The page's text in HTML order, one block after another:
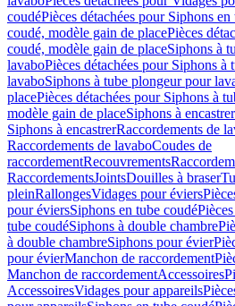
coudéPièces détachées pour Siphons
coudé, modèle gain de placePièces
coudé, modèle gain de placeSiphons à
lavaboPièces détachées pour Siphons à
lavaboSiphons à tube plongeur pour
placePièces détachées pour Siphons à
modèle gain de placeSiphons à encastrer
Siphons à encastrerRaccordements de
Raccordements de lavaboCoudes de
raccordementRecouvrements
RaccordementsJointsDouilles à braser
pleinRallongesVidages pour éviers
pour éviersSiphons en tube coudé
tube coudéSiphons à double chambre
à double chambreSiphons pour évier
pour évierManchon de raccordement
Manchon de raccordementAccessoires
AccessoiresVidages pour appareils